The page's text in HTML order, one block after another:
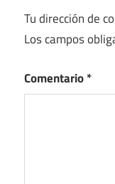
Tu dirección de
Los campos
Comentario*